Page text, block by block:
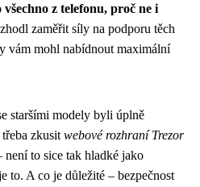
z telefonu, proč ne i
zaměřit síly na podporu těch
vám mohl nabídnout maximální
staršími modely byli úplně
zkusit webové rozhraní Trezor
není to sice tak hladké jako
to. A co je důležité – bezpečnost